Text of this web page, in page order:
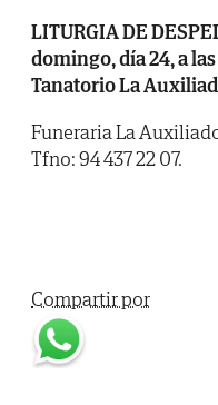
LITURGIA DE
domingo, día 24, a
Tanatorio La
Funeraria La
Tfno: 94 437 22 07.
Compartir por